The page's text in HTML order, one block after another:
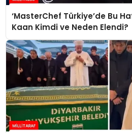
‘MasterChef Türkiye’de Bu
Kaan Kimdi ve Neden Elendi?